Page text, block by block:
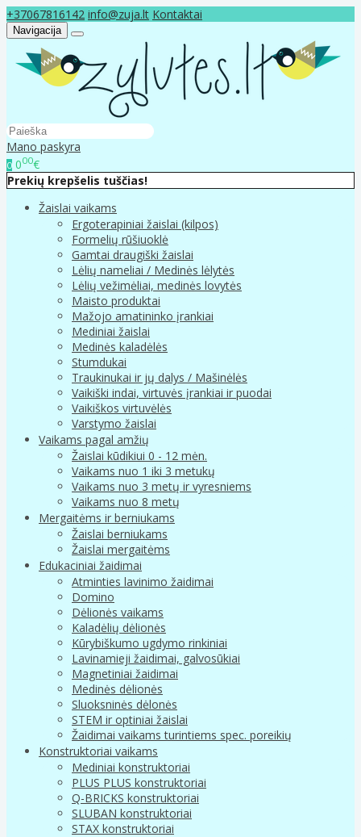
+37067816142 info@zuja.lt Kontaktai
Navigacija
Mano paskyra
0 000€
Prekių krepšelis tuščias!
Žaislai vaikams
Ergoterapiniai žaislai (kilpos)
Formelių rūšiuoklė
Gamtai draugiški žaislai
Lėlių nameliai / Medinės lėlytės
Lėlių vežimėliai, medinės lovytės
Maisto produktai
Mažojo amatininko įrankiai
Mediniai žaislai
Medinės kaladėlės
Stumdukai
Traukinukai ir jų dalys / Mašinėlės
Vaikiški indai, virtuvės įrankiai ir puodai
Vaikiškos virtuvėlės
Varstymo žaislai
Vaikams pagal amžių
Žaislai kūdikiui 0 - 12 mėn.
Vaikams nuo 1 iki 3 metukų
Vaikams nuo 3 metų ir vyresniems
Vaikams nuo 8 metų
Mergaitėms ir berniukams
Žaislai berniukams
Žaislai mergaitėms
Edukaciniai žaidimai
Atminties lavinimo žaidimai
Domino
Dėlionės vaikams
Kaladėlių dėlionės
Kūrybiškumo ugdymo rinkiniai
Lavinamieji žaidimai, galvosūkiai
Magnetiniai žaidimai
Medinės dėlionės
Sluoksninės dėlonės
STEM ir optiniai žaislai
Žaidimai vaikams turintiems spec. poreikių
Konstruktoriai vaikams
Mediniai konstruktoriai
PLUS PLUS konstruktoriai
Q-BRICKS konstruktoriai
SLUBAN konstruktoriai
STAX konstruktoriai